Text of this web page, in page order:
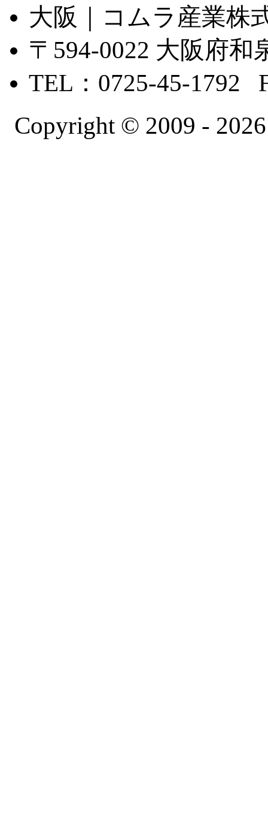
大阪｜コムラ産業株
〒594-0022 大阪府
TEL：0725-45-1792
Copyright © 2009 -